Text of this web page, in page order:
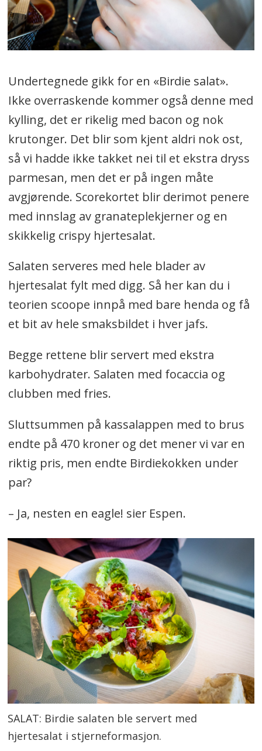
Undertegnede gikk for en «Birdie salat».
Ikke overraskende kommer også denne med
kylling, det er rikelig med bacon og nok
krutonger. Det blir som kjent aldri nok ost,
så vi hadde ikke takket nei til et ekstra dryss
parmesan, men det er på ingen måte
avgjørende. Scorekortet blir derimot penere
med innslag av granateplekjerner og en
skikkelig crispy hjertesalat.
Salaten serveres med hele blader av
hjertesalat fylt med digg. Så her kan du i
teorien scoope innpå med bare henda og få
et bit av hele smaksbildet i hver jafs.
Begge rettene blir servert med ekstra
karbohydrater. Salaten med focaccia og
clubben med fries.
Sluttsummen på kassalappen med to brus
endte på 470 kroner og det mener vi var en
riktig pris, men endte Birdiekokken under
par?
– Ja, nesten en eagle! sier Espen.
SALAT: Birdie salaten ble servert med
hjertesalat i stjerneformasjon.